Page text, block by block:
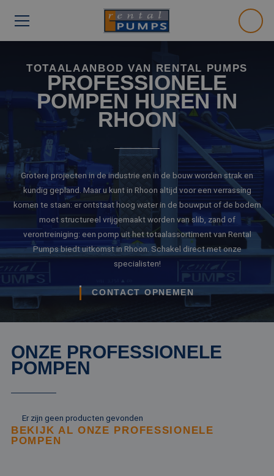
TOTAALAANBOD VAN RENTAL PUMPS
PROFESSIONELE
POMPEN HUREN IN
RHOON
Grotere projecten in de industrie en in de bouw worden strak en
kundig gepland. Maar u kunt in Rhoon altijd voor een verrassing
komen te staan: er ontstaat hoog water in de bouwput of de bodem
moet structureel vrijgemaakt worden van slib, zand of
verontreiniging: een pomp uit het totaalassortiment van Rental
Pumps biedt uitkomst in Rhoon. Schakel direct met onze
specialisten!
CONTACT OPNEMEN
ONZE PROFESSIONELE
POMPEN
Er zijn geen producten gevonden
BEKIJK AL ONZE PROFESSIONELE
POMPEN